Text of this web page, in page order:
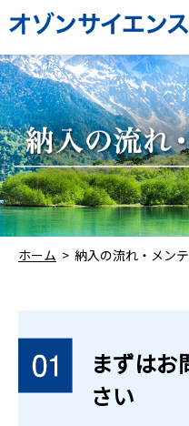
ホーム > 納入の流れ・メン
まずはお
さい